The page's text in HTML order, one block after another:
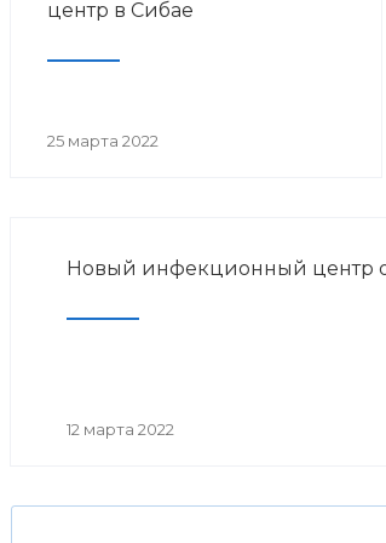
центр в Сибае
25 марта 2022
Новый инфекционный центр
12 марта 2022